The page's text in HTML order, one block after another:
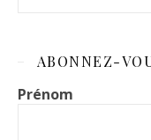
ABONNEZ-
Prénom